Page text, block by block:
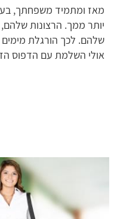
מאז ומתמיד משפחתך,
יותר ממך. הרצונות
שלהם. לכך הורגלת
אולי השלמת עם הדפוס